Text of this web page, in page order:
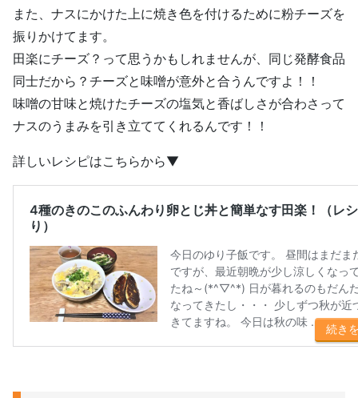
また、ナスにかけた上に焼き色を付けるために粉チーズを
振りかけてます。
田楽にチーズ？って思うかもしれませんが、同じ発酵食品
同士だから？チーズと味噌が意外と合うんですよ！！
味噌の甘味と焼けたチーズの塩気と香ばしさが合わさって
ナスのうまみを引き立ててくれるんです！！
詳しいレシピはこちらから▼